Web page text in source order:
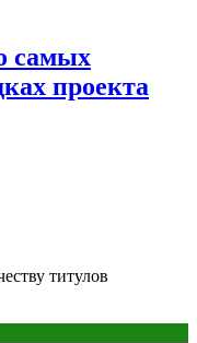
самых
проекта
титулов